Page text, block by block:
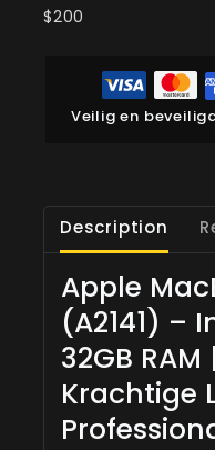
$200
Veilig en
Description
Apple
(A2141) –
32GB RAM
Krachtige